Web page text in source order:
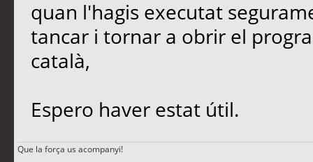
quan l'hagis executat
tancar i tornar a obrir el
català,
Espero haver estat útil.
Que la força us acompanyi!